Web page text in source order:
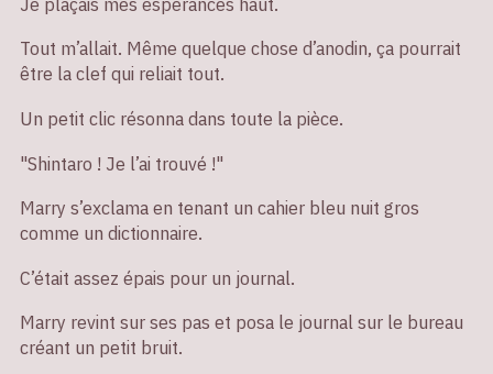
Tout m’allait. Même quelque chose d’anodin, ça pourrait
être la clef qui reliait tout.
Un petit clic résonna dans toute la pièce.
"Shintaro ! Je l’ai trouvé !"
Marry s’exclama en tenant un cahier bleu nuit gros
comme un dictionnaire.
C’était assez épais pour un journal.
Marry revint sur ses pas et posa le journal sur le bureau
créant un petit bruit.